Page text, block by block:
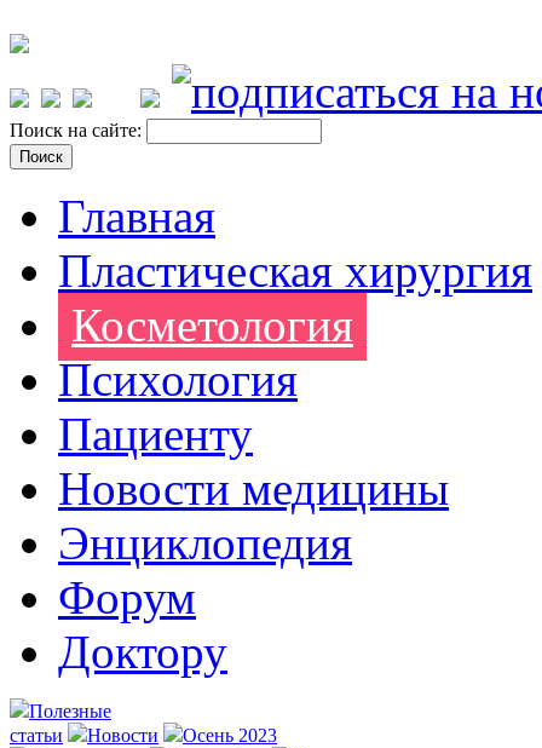
Поиск на сайте:
Главная
Пластическая хирургия
Косметология
Психология
Пациенту
Новости медицины
Энциклопедия
Форум
Доктору
Полезные
статьи
Новости
Осень 2023